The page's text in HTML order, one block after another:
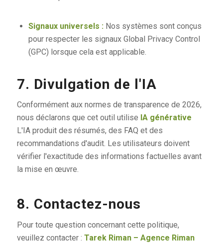
Signaux universels :Nos systèmes sont conçus
pour respecter les signaux Global Privacy Control
(GPC) lorsque cela est applicable.
7. Divulgation de l'IA
Conformément aux normes de transparence de 2026,
nous déclarons que cet outil utilise IA générative
L'IA produit des résumés, des FAQ et des
recommandations d'audit. Les utilisateurs doivent
vérifier l'exactitude des informations factuelles avant
la mise en œuvre.
8. Contactez-nous
Pour toute question concernant cette politique,
veuillez contacter : Tarek Riman – Agence Riman